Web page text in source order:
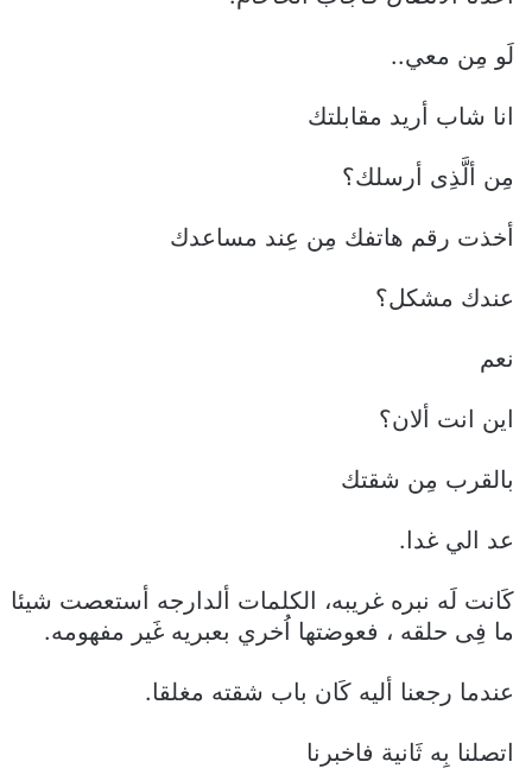
لَو مِن معي..
انا شاب أريد مقابلتك
مِن ألَّذِى أرسلك؟
أخذت رقم هاتفك مِن عِند مساعدك
عندك مشكل؟
نعم
اين انت ألان؟
بالقرب مِن شقتك
عد الي غدا.
كَانت لَه نبره غريبه، الكلمات ألدارجه أستعصت شيئا
ما فِى حلقه ، فعوضتها اُخري بعبريه غَير مفهومه.
عندما رجعنا أليه كَان باب شقته مغلقا.
اتصلنا بِه ثَانية فاخبرنا